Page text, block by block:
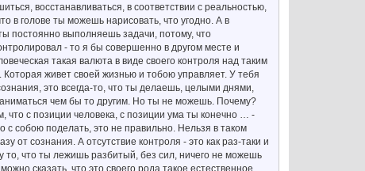
восстанавливаться, в соответствии с реальностью,
в голове ты можешь нарисовать, что угодно. А в
постоянно выполняешь задачи, потому, что
- то я бы совершенно в другом месте и
такая валюта в виде своего контроля над таким
Которая живет своей жизнью и тобою управляет. У тебя
это всегда-то, что ты делаешь, целыми днями,
чем бы то другим. Но ты не можешь. Почему?
что с позиции человека, с позиции ума ты конечно … -
с собою поделать, это не правильно. Нельзя в таком
от сознания. А отсутствие контроля - это как раз-таки и
то, что ты лежишь разбитый, без сил, ничего не можешь
сказать, что это своего рода такое естественное